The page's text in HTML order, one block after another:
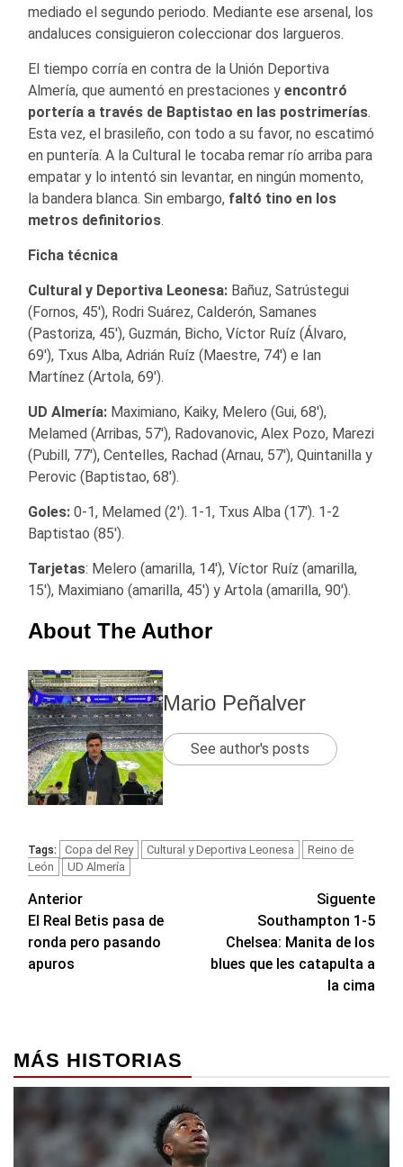
mediado el segundo periodo. Mediante ese arsenal, los
andaluces consiguieron coleccionar dos largueros.
El tiempo corría en contra de la Unión Deportiva
Almería, que aumentó en prestaciones y encontró
portería a través de Baptistao en las postrimerías.
Esta vez, el brasileño, con todo a su favor, no escatimó
en puntería. A la Cultural le tocaba remar río arriba para
empatar y lo intentó sin levantar, en ningún momento,
la bandera blanca. Sin embargo, faltó tino en los
metros definitorios.
Ficha técnica
Cultural y Deportiva Leonesa: Bañuz, Satrústegui
(Fornos, 45′), Rodri Suárez, Calderón, Samanes
(Pastoriza, 45′), Guzmán, Bicho, Víctor Ruíz (Álvaro,
69′), Txus Alba, Adrián Ruíz (Maestre, 74′) e Ian
Martínez (Artola, 69′).
UD Almería: Maximiano, Kaiky, Melero (Gui, 68′),
Melamed (Arribas, 57′), Radovanovic, Alex Pozo, Marezi
(Pubill, 77′), Centelles, Rachad (Arnau, 57′), Quintanilla y
Perovic (Baptistao, 68′).
Goles: 0-1, Melamed (2′). 1-1, Txus Alba (17′). 1-2
Baptistao (85′).
Tarjetas: Melero (amarilla, 14′), Víctor Ruíz (amarilla,
15′), Maximiano (amarilla, 45′) y Artola (amarilla, 90′).
About The Author
Mario Peñalver
See author's posts
Tags: Copa del Rey Cultural y Deportiva Leonesa
Reino de
León
UD Almería
Navegación
de
entradas
Anterior
El Real Betis pasa de
ronda pero pasando
apuros
Siguente
Southampton 1-5
Chelsea: Manita de los
blues que les catapulta a
la cima
MÁS HISTORIAS